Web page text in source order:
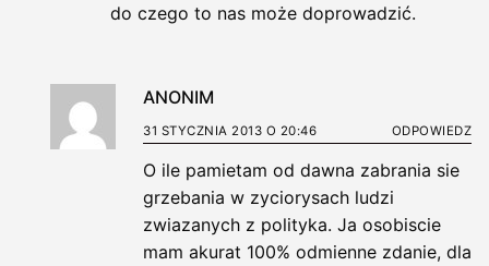
do czego to nas może doprowadzić.
ANONIM
31 STYCZNIA 2013 O 20:46 ODPOWIEDZ
O ile pamietam od dawna zabrania sie
grzebania w zyciorysach ludzi
zwiazanych z polityka. Ja osobiscie
mam akurat 100% odmienne zdanie, dla